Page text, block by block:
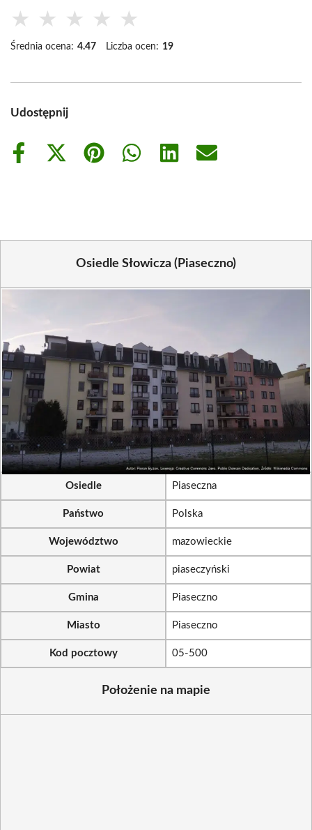
★ ★ ★ ★ ★
Średnia ocena: 4.47 Liczba ocen: 19
Udostępnij
Share
Share
Share
Share
Share
Share
Osiedle Słowicza (Piaseczno)
Osiedle Piaseczna
Państwo Polska
Województwo mazowieckie
Powiat piaseczyński
Gmina Piaseczno
Miasto Piaseczno
Kod pocztowy 05-500
Położenie na mapie